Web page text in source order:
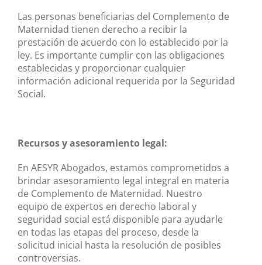
Las personas beneficiarias del Complemento de
Maternidad tienen derecho a recibir la
prestación de acuerdo con lo establecido por la
ley. Es importante cumplir con las obligaciones
establecidas y proporcionar cualquier
información adicional requerida por la Seguridad
Social.
Recursos y asesoramiento legal:
En AESYR Abogados, estamos comprometidos a
brindar asesoramiento legal integral en materia
de Complemento de Maternidad. Nuestro
equipo de expertos en derecho laboral y
seguridad social está disponible para ayudarle
en todas las etapas del proceso, desde la
solicitud inicial hasta la resolución de posibles
controversias.